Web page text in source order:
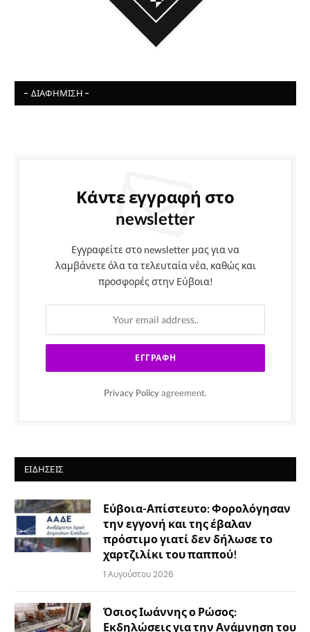
- ΔΙΑΦΉΜΙΣΗ -
Κάντε εγγραφή στο
newsletter
Εγγραφείτε στο newsletter μας για να
λαμβάνετε όλα τα τελευταία νέα, καθώς και
προσφορές στην Εύβοια!
Privacy Policy agreement.
ΕΙΔΉΣΕΙΣ
Εύβοια-Απίστευτο: Φορολόγησαν
την εγγονή και της έβαλαν
πρόστιμο γιατί δεν δήλωσε το
χαρτζιλίκι του παππού!
1 Αυγούστου 2026
Όσιος Ιωάννης ο Ρώσος:
Εκδηλώσεις για την Ανάμνηση του